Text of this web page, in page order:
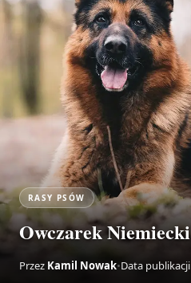
RASY PSÓW
Owczarek Niemiecki
Przez Kamil Nowak•Data publikacji